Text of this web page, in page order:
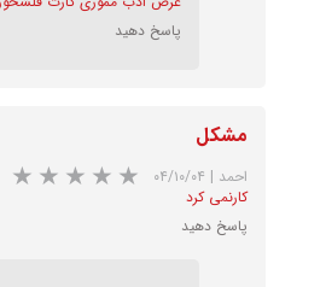
★★★★
پاسخ دهید
مشکل
احمد | ۰۴/۱۰/۰۴
کارنمی کرد
پاسخ دهید